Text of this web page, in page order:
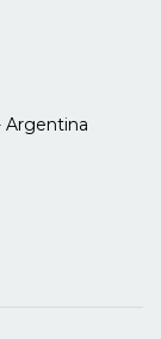
Argentina